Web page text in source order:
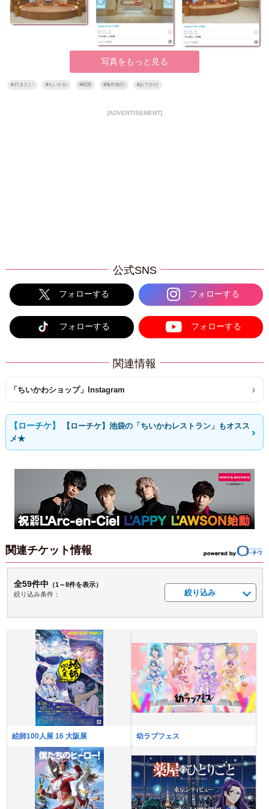
写真をもっと見る
#行きたい #ちいかわ #韓国 #海外旅行 #おでかけ
[ADVERTISEMENT]
公式SNS
フォローする フォローする
フォローする フォローする
関連情報
「ちいかわショップ」Instagram
【ローチケ】池袋の「ちいかわレストラン」もオスス
メ★
関連チケット情報
全59件中 （1～8件を表示）
絞り込み条件：
絞り込み
絵師100人展 16 大阪展 幼ラブフェス